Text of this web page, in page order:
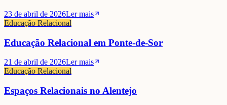
23 de abril de 2026Ler mais
Educação Relacional
Educação Relacional em Ponte-de-Sor
21 de abril de 2026Ler mais
Educação Relacional
Espaços Relacionais no Alentejo